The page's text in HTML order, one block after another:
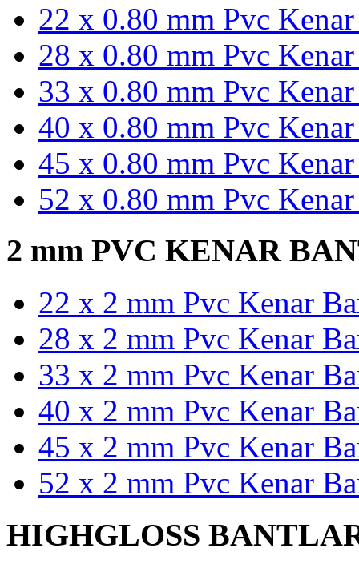
22 x 0.80 mm Pvc
28 x 0.80 mm Pvc
33 x 0.80 mm Pvc
40 x 0.80 mm Pvc
45 x 0.80 mm Pvc
52 x 0.80 mm Pvc
2 mm PVC KENAR
22 x 2 mm Pvc Kenar
28 x 2 mm Pvc Kenar
33 x 2 mm Pvc Kenar
40 x 2 mm Pvc Kenar
45 x 2 mm Pvc Kenar
52 x 2 mm Pvc Kenar
HIGHGLOSS